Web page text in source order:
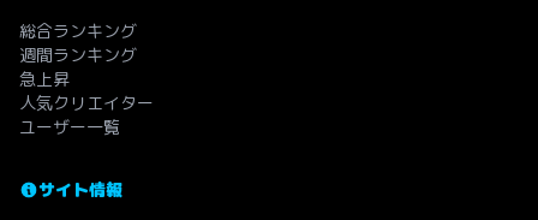
総合ランキング
週間ランキング
急上昇
人気クリエイター
ユーザー一覧
サイト情報